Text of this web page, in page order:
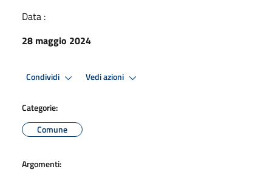
Data :
28 maggio 2024
Condividi Vedi azioni
Categorie:
Comune
Argomenti: